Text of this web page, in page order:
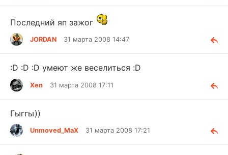
Последний яп зажог
JORDAN 31 марта 2008 14:47
:D :D :D умеют же веселиться :D
Xen 31 марта 2008 17:11
Гыггы))
Unmoved_MaX 31 марта 2008 17:21